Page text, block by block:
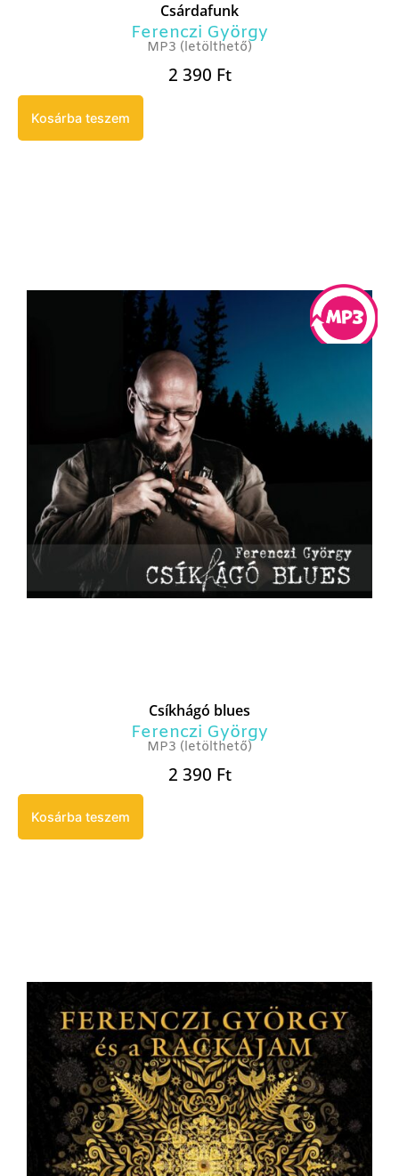
Csárdafunk
Ferenczi György
MP3 (letölthető)
2 390 Ft
Kosárba teszem
Csíkhágó blues
Ferenczi György
MP3 (letölthető)
2 390 Ft
Kosárba teszem